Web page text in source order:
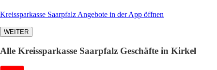
Kreissparkasse Saarpfalz Angebote in der App öffnen
WEITER
Alle Kreissparkasse Saarpfalz Geschäfte in Kirkel